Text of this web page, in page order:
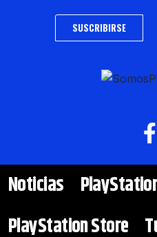
SUSCRIBIRSE
Noticias
PlayStation Store